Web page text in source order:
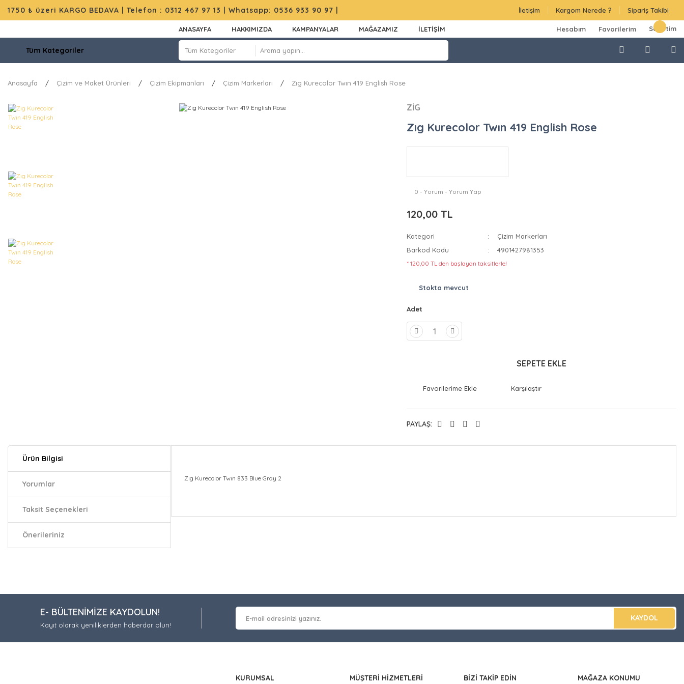
1750 ₺ üzeri KARGO BEDAVA | Telefon : 0312 467 97 13 | Whatsapp: 0536 933 90 97 | İletişim Kargom Nerede ? Sipariş Takibi
ANASAYFA HAKKIMIZDA KAMPANYALAR MAĞAZAMIZ İLETİŞİM Hesabım Favorilerim Sepetim
Tüm Kategoriler
Anasayfa Çizim ve Maket Ürünleri Çizim Ekipmanları Çizim Markerları Zıg Kurecolor Twın 419 English Rose
ZİG
Zıg Kurecolor Twın 419 English Rose
0 - Yorum - Yorum Yap
120,00 TL
Kategori
Çizim Markerları
Barkod Kodu
4901427981353
* 120,00 TL den başlayan taksitlerle!
Stokta mevcut
Adet
SEPETE EKLE
Karşılaştır
PAYLAŞ:
Ürün Bilgisi
Yorumlar
Taksit Seçenekleri
Önerileriniz
Zıg Kurecolor Twın 833 Blue Gray 2
Ürün fiyatı diğer sitelerden daha pahalı.
E- BÜLTENİMİZE KAYDOLUN!
Kayıt olarak yeniliklerden haberdar olun!
KAYDOL
KURUMSAL MÜŞTERİ HİZMETLERİ BİZİ TAKİP EDİN MAĞAZA KONUMU